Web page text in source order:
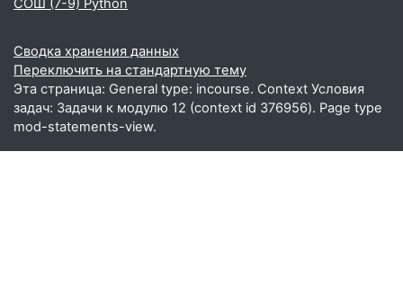
СОШ (7-9) Python
Сводка хранения данных
Переключить на стандартную тему
Эта страница: General type: incourse. Context Условия
задач: Задачи к модулю 12 (context id 376956). Page type
mod-statements-view.